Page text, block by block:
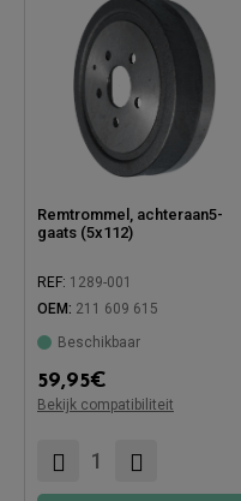
Remtrommel, achteraan5-
gaats (5x112)
REF: 1289-001
OEM: 211 609 615
Beschikbaar
59,95€
Bekijk compatibiliteit